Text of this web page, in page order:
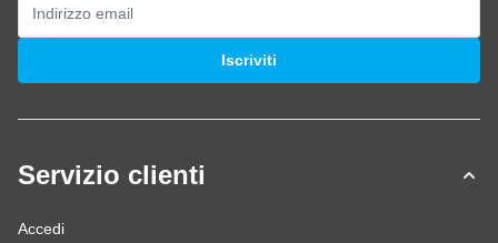
Indirizzo email
Iscriviti
Servizio clienti
Accedi